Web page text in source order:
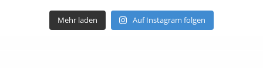
Mehr laden Auf Instagram folgen